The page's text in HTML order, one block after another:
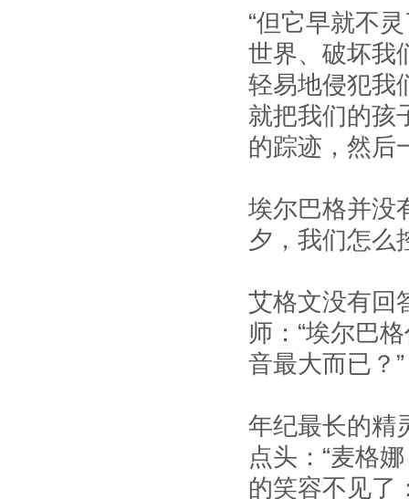
“但它早就不
世界、破坏我
轻易地侵犯我
就把我们的孩
的踪迹，然后
埃尔巴格并没
夕，我们怎么
艾格文没有回
师：“埃尔巴
音最大而已？”
年纪最长的精
点头：“麦格
的笑容不见了